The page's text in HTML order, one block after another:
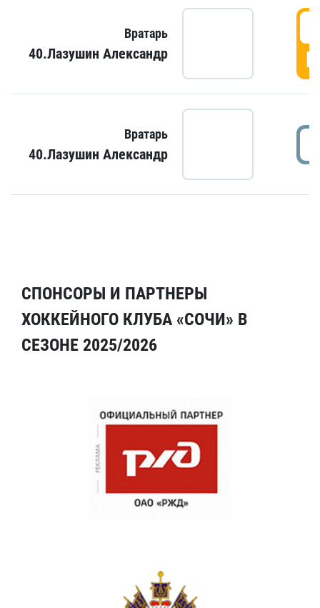
Вратарь
40.Лазушин Александр
Вратарь
40.Лазушин Александр
СПОНСОРЫ И ПАРТНЕРЫ
ХОККЕЙНОГО КЛУБА «СОЧИ» В
СЕЗОНЕ 2025/2026